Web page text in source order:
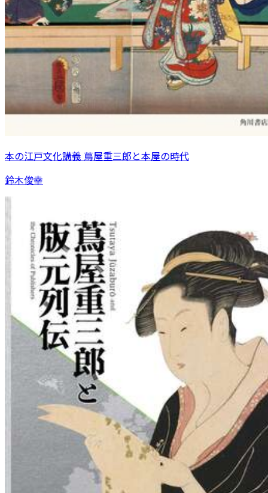
本の江戸文化講義 蔦屋重三郎と本屋の時代
鈴木俊幸